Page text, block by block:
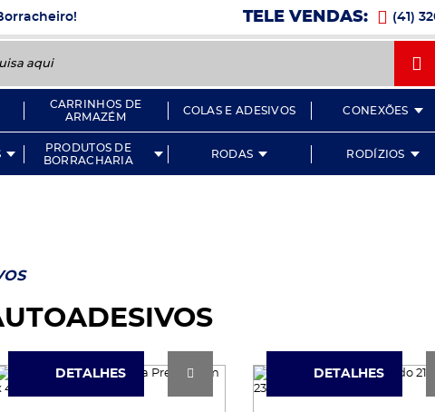
TELE VENDAS: (41)
CARRINHOS DE
ARMAZÉM
COLAS E ADESIVOS CONEXÕES
PRODUTOS DE
BORRACHARIA
RODAS RODÍZIOS
DETALHES
DETALHES DETALHES
DETALHES